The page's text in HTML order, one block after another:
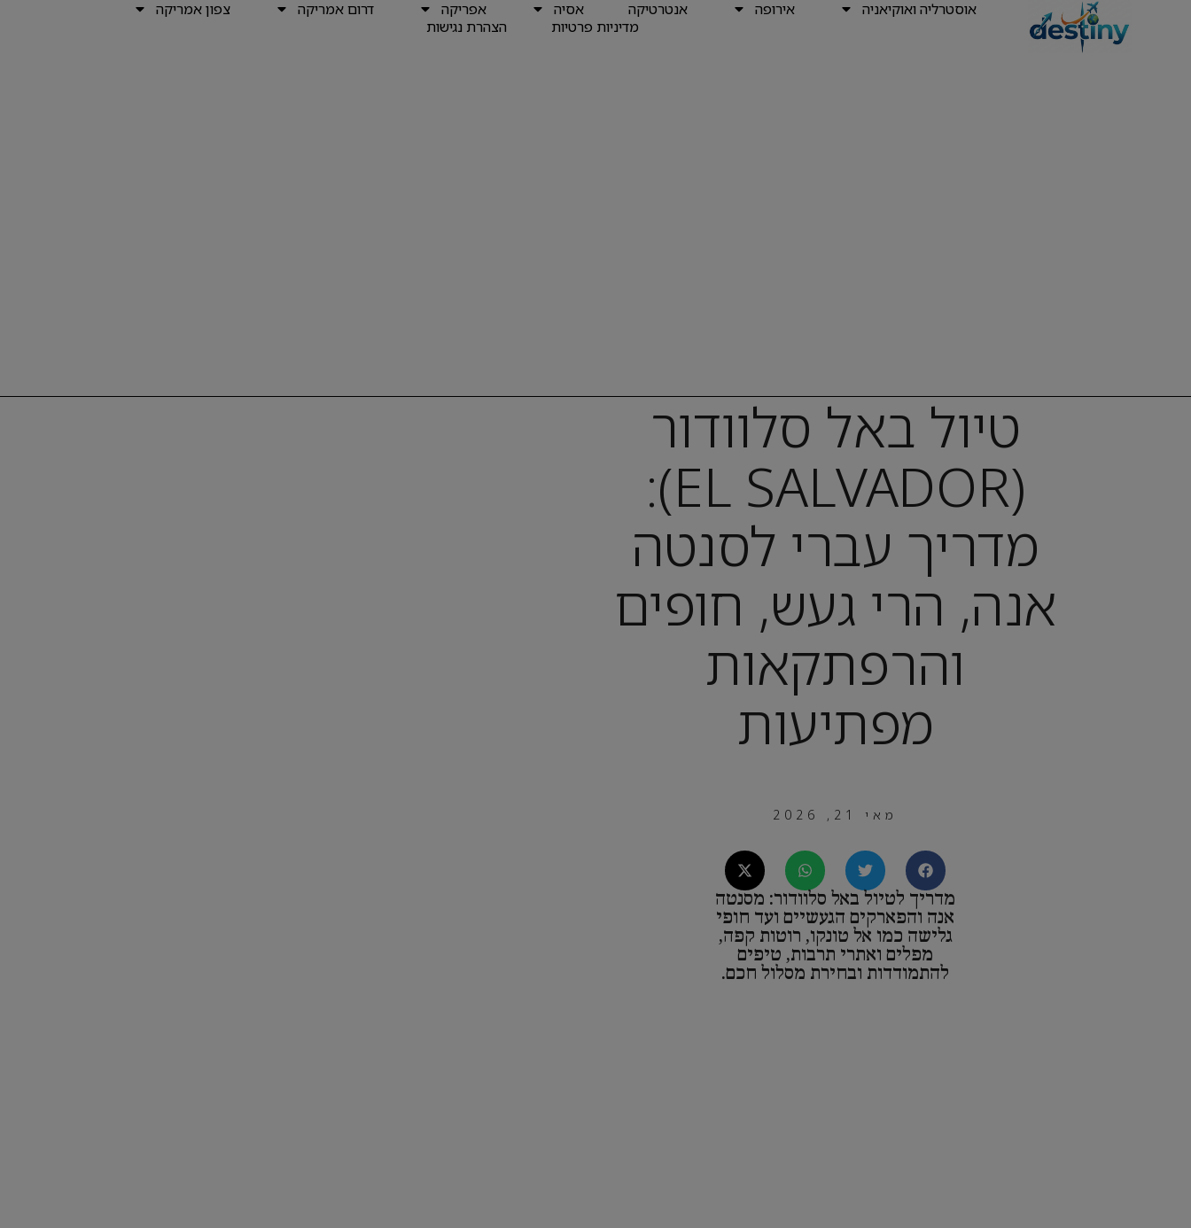
אוסטרליה ואוקיאניה אירופה אנטרטיקה אסיה אפריקה דרום אמריקה
צפון אמריקה
מדיניות פרטיות
הצהרת נגישות
טיול באל סלוודור
(EL SALVADOR):
מדריך עברי לסנטה
אנה, הרי געש, חופים
והרפתקאות
מפתיעות
מאי 21, 2026
מדריך לטיול באל סלוודור: מסנטה
אנה והפארקים הגעשיים ועד חופי
גלישה כמו אל טונקו, רוטות קפה,
מפלים ואתרי תרבות, טיפים
להתמודדות ובחירת מסלול חכם.